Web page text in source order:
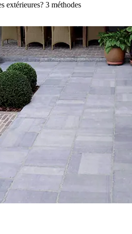
extérieures? 3 méthodes